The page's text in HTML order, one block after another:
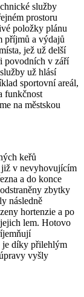
služby
prostoru
položky plánu
příjmů a výdajů
jež už delší
povodních v září
už hlásí
sportovní areál,
funkčnost
na městskou
keřů
v nevyhovujícím
a do konce
zbytky
následně
hortenzie a po
lem. Hotovo
je díky přilehlým
vyšly